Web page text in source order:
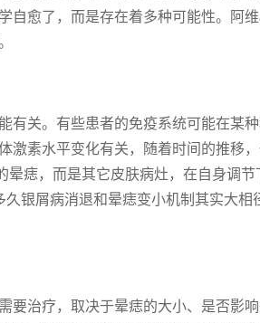
愈了，而是存在着多种可能性。阿
有关。有些患者的免疫系统可能在某
激素水平变化有关，随着时间的推移
痣，而是其它皮肤病灶，在自身调
银屑病消退和晕痣变小机制其实大相
要治疗，取决于晕痣的大小、是否影